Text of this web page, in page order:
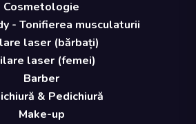
Cosmetologie
- Tonifierea musculaturii
laser (bărbați)
laser (femei)
Barber
& Pedichiură
Make-up